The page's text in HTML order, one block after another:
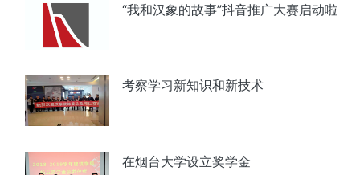
“我和汉象的故事”抖音推广大赛启动啦
考察学习新知识和新技术
在烟台大学设立奖学金